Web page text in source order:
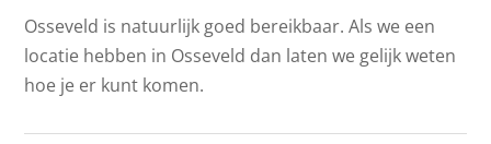
Osseveld is natuurlijk goed bereikbaar. Als we een
locatie hebben in Osseveld dan laten we gelijk weten
hoe je er kunt komen.